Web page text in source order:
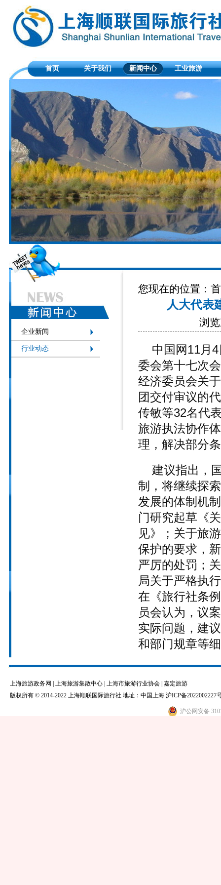
首页 关于我们 新闻中心 工业旅游
企业新闻
行业动态
您现在的位置：
人大代表
浏
中国网11月
委会第十七次
经济委员会关
团交付审议的
传敏等32名代
旅游执法协作
理，解决部分
建议指出，
制，将继续探
发展的体制机
门研究起草《
见》；关于旅
保护的要求，
严厉的处罚；
局关于严格执
在《旅行社条
员会认为，议
实际问题，建
和部门规章等
上海旅游政务网 上海旅游集散中心 上海市旅游行业协会 嘉定旅游
版权所有 © 2014-2022 上海顺联国际旅行社 地址：中国上海 沪ICP备2022002227
沪公网安备